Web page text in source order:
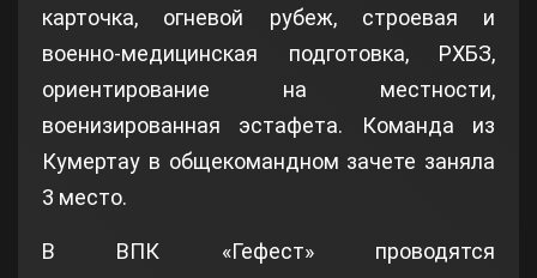
карточка, огневой рубеж, строевая и
военно-медицинская подготовка, РХБЗ,
ориентирование на местности,
военизированная эстафета. Команда из
Кумертау в общекомандном зачете заняла
3 место.
В ВПК «Гефест» проводятся